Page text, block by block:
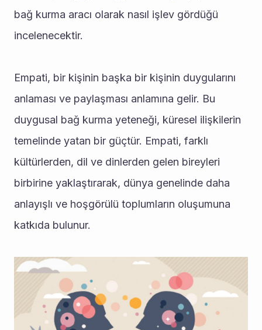
bağ kurma aracı olarak nasıl işlev gördüğü
incelenecektir.
Empati, bir kişinin başka bir kişinin duygularını
anlaması ve paylaşması anlamına gelir. Bu
duygusal bağ kurma yeteneği, küresel ilişkilerin
temelinde yatan bir güçtür. Empati, farklı
kültürlerden, dil ve dinlerden gelen bireyleri
birbirine yaklaştırarak, dünya genelinde daha
anlayışlı ve hoşgörülü toplumların oluşumuna
katkıda bulunur.